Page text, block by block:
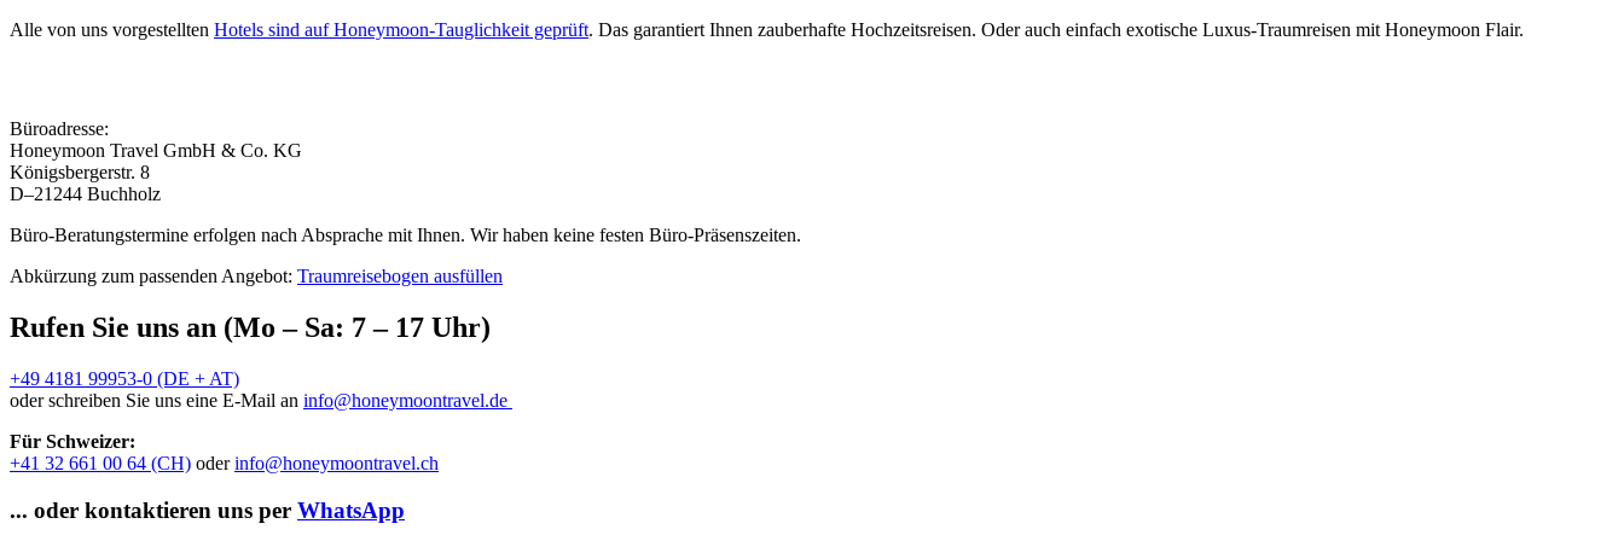
Alle von uns vorgestellten Hotels sind auf Honeymoon-Tauglichkeit geprüft. Das garantiert Ihnen zauberhafte Hochzeitsreisen. Oder auch einfach exotische Luxus-Traumreisen mit Honeymoon Flair.
Büroadresse:
Honeymoon Travel GmbH & Co. KG
Königsbergerstr. 8
D–21244 Buchholz
Büro-Beratungstermine erfolgen nach Absprache mit Ihnen. Wir haben keine festen Büro-Präsenszeiten.
Abkürzung zum passenden Angebot: Traumreisebogen ausfüllen
Rufen Sie uns an (Mo – Sa: 7 – 17 Uhr)
+49 4181 99953-0 (DE + AT)
oder schreiben Sie uns eine E-Mail an info@honeymoontravel.de
Für Schweizer:
+41 32 661 00 64 (CH) oderinfo@honeymoontravel.ch
... oder kontaktieren uns per WhatsApp